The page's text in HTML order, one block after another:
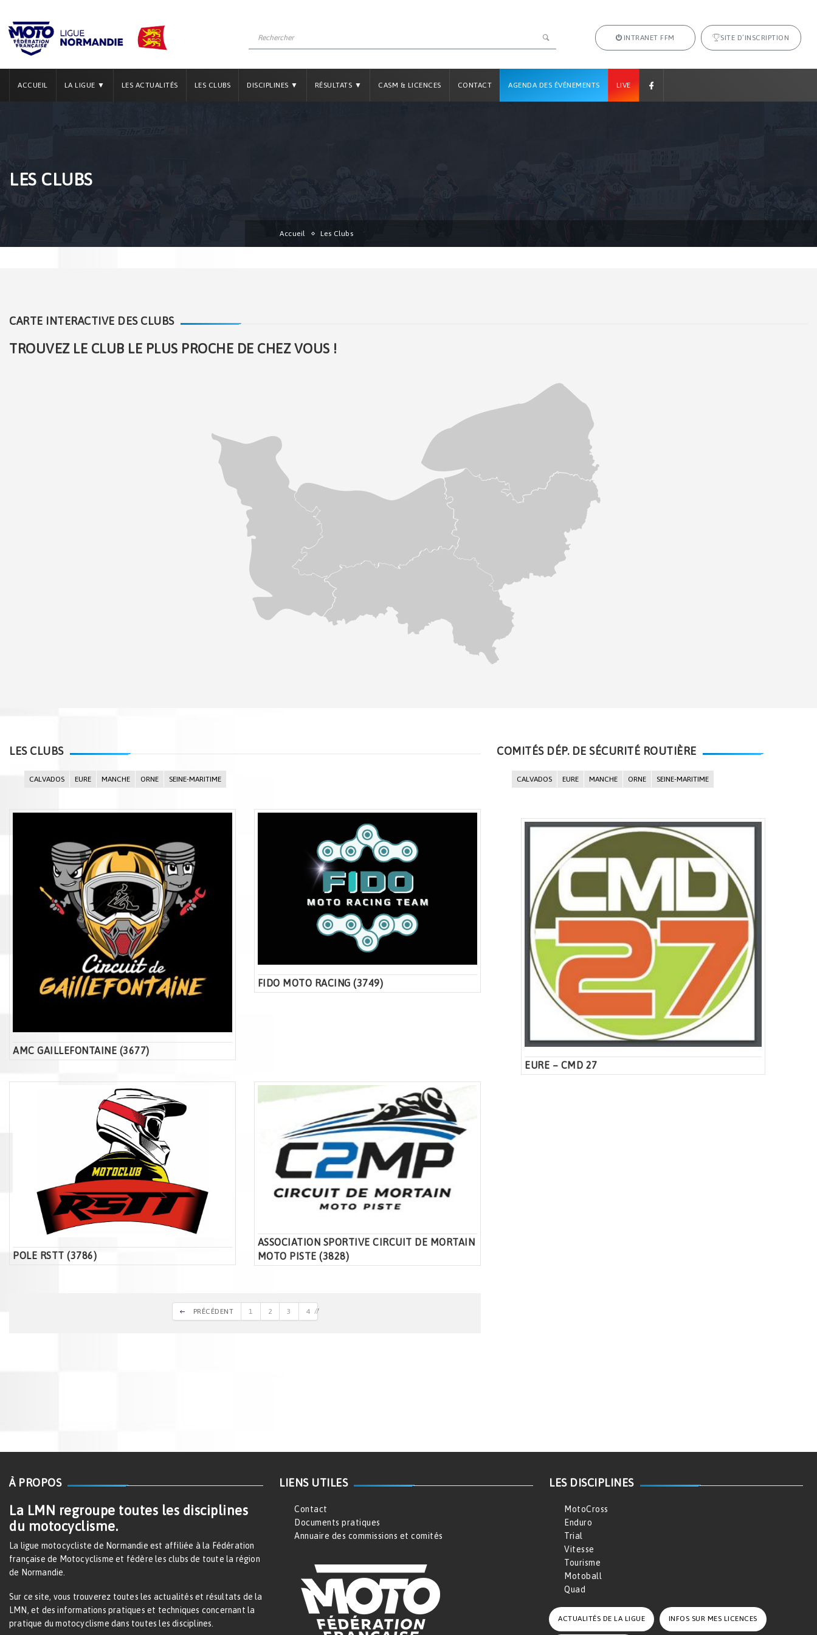
INTRANET FFM SITE D’INSCRIPTION
ACCUEIL LA LIGUE ▼ LES ACTUALITÉS LES CLUBS DISCIPLINES ▼ RÉSULTATS ▼ CASM & LICENCES CONTACT AGENDA DES ÉVÉNEMENTS LIVE
LES CLUBS
Accueil Les Clubs
CARTE INTERACTIVE DES CLUBS
TROUVEZ LE CLUB LE PLUS PROCHE DE CHEZ VOUS !
LES CLUBS
CALVADOS EURE MANCHE ORNE SEINE-MARITIME
AMC GAILLEFONTAINE (3677)
FIDO MOTO RACING (3749)
POLE RSTT (3786)
ASSOCIATION SPORTIVE CIRCUIT DE MORTAIN
MOTO PISTE (3828)
PRÉCÉDENT 1 2 3 4
COMITÉS DÉP. DE SÉCURITÉ ROUTIÈRE
CALVADOS EURE MANCHE ORNE SEINE-MARITIME
EURE – CMD 27
À PROPOS
La LMN regroupe toutes les disciplines
du motocyclisme.
La ligue motocycliste de Normandie est affiliée à la Fédération
française de Motocyclisme et fédère les clubs de toute la région
de Normandie.
Sur ce site, vous trouverez toutes les actualités et résultats de la
LMN, et des informations pratiques et techniques concernant la
pratique du motocyclisme dans toutes les disciplines.
LIENS UTILES
Contact
Documents pratiques
Annuaire des commissions et comités
LES DISCIPLINES
MotoCross
Enduro
Trial
Vitesse
Tourisme
Motoball
Quad
ACTUALITÉS DE LA LIGUE INFOS SUR MES LICENCES